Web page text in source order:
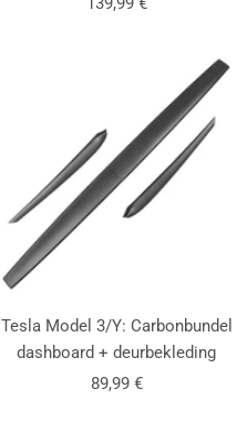
Tesla Model 3/Y: Carbonbundel
dashboard + deurbekleding
Aanbiedingsprijs
89,99 €